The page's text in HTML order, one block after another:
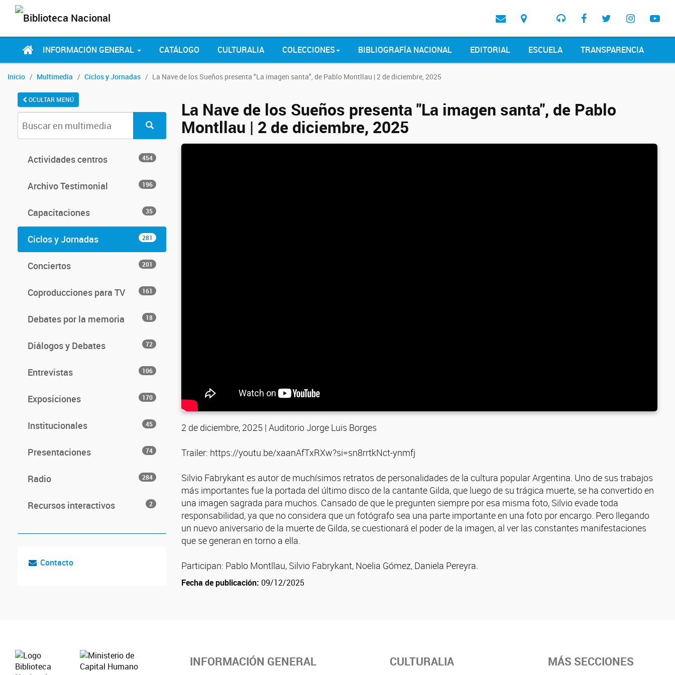
INFORMACIÓN GENERAL CATÁLOGO CULTURALIA COLECCIONES BIBLIOGRAFÍA NACIONAL EDITORIAL ESCUELA TRANSPARENCIA
Inicio Multimedia Ciclos y Jornadas La Nave de los Sueños presenta "La imagen santa", de Pablo Montllau | 2 de diciembre, 2025
OCULTAR MENÚ
Actividades centros 454
Archivo Testimonial 196
Capacitaciones 35
Ciclos y Jornadas 281
Conciertos 201
Coproducciones para TV 161
Debates por la memoria 18
Diálogos y Debates 72
Entrevistas 106
Exposiciones 170
Institucionales 45
Presentaciones 74
Radio 284
Recursos interactivos 2
Contacto
La Nave de los Sueños presenta "La imagen santa", de Pablo
Montllau | 2 de diciembre, 2025
2 de diciembre, 2025 | Auditorio Jorge Luis Borges
Trailer: https://youtu.be/xaanAfTxRXw?si=sn8rrtkNct-ynmfj
Silvio Fabrykant es autor de muchísimos retratos de personalidades de la cultura popular Argentina. Uno de sus trabajos
más importantes fue la portada del último disco de la cantante Gilda, que luego de su trágica muerte, se ha convertido en
una imagen sagrada para muchos. Cansado de que le pregunten siempre por esa misma foto, Silvio evade toda
responsabilidad, ya que no considera que un fotógrafo sea una parte importante en una foto por encargo. Pero llegando
un nuevo aniversario de la muerte de Gilda, se cuestionará el poder de la imagen, al ver las constantes manifestaciones
que se generan en torno a ella.
Participan: Pablo Montllau, Silvio Fabrykant, Noelia Gómez, Daniela Pereyra.
Fecha de publicación: 09/12/2025
INFORMACIÓN GENERAL CULTURALIA MÁS SECCIONES